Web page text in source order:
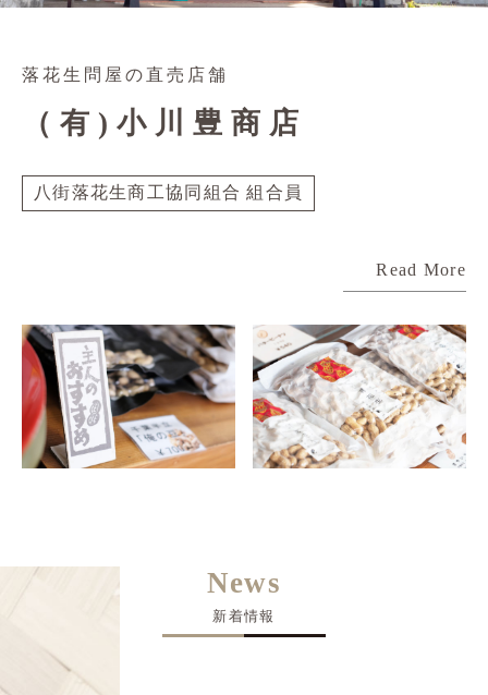
落花生問屋の直売店舗
（有)小川豊商店
八街落花生商工協同組合 組合員
Read More
News
新着情報